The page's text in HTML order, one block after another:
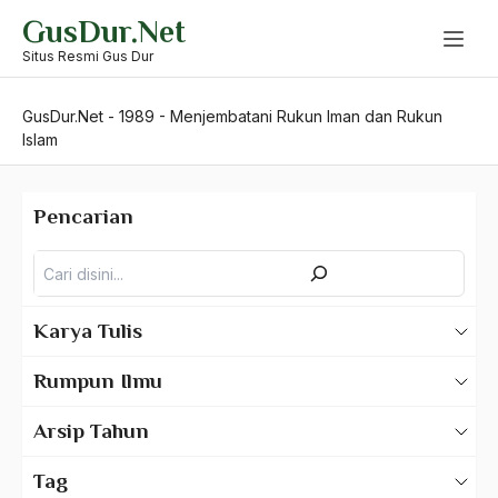
content
GusDur.Net
Situs Resmi Gus Dur
GusDur.Net - 1989 - Menjembatani Rukun Iman dan Rukun
Islam
Pencarian
Karya Tulis
Rumpun Ilmu
Arsip Tahun
Tag